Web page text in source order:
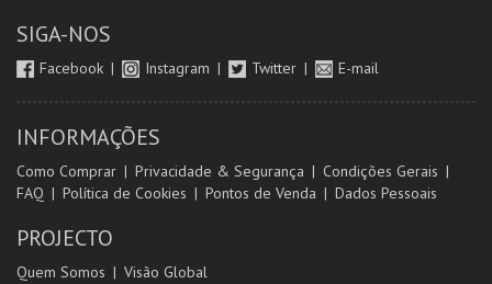
SIGA-NOS
Facebook Instagram Twitter E-mail
INFORMAÇÕES
Como Comprar Privacidade & Segurança
Condições Gerais
FAQ
Política de Cookies Pontos de Venda Dados Pessoais
PROJECTO
Quem Somos Visão Global